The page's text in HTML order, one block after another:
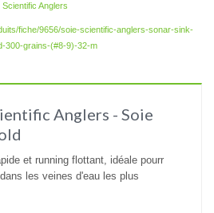
Scientific Anglers
fiche/9656/soie-scientific-anglers-sonar-sink-
300-grains-(#8-9)-32-m
Anglers - Soie
et running flottant, idéale pourr
les veines d'eau les plus